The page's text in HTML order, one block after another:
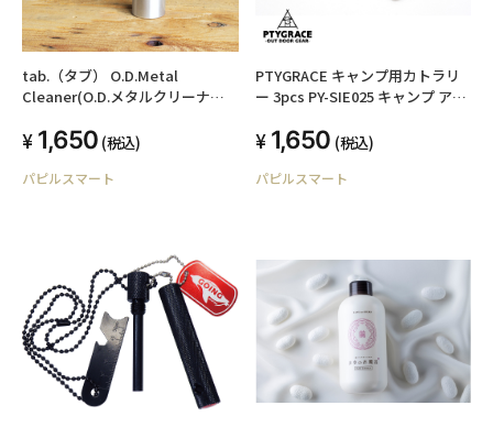
tab.（タブ） O.D.Metal
Cleaner(O.D.メタルクリーナー)
手入れ 水洗い不要
1,650 (税込)
パピルスマート
PTYGRACE キャンプ用カトラリ
ー 3pcs PY-SIE025 キャンプ アウ
製 プリグレース
1,650 (税込)
パピルスマート